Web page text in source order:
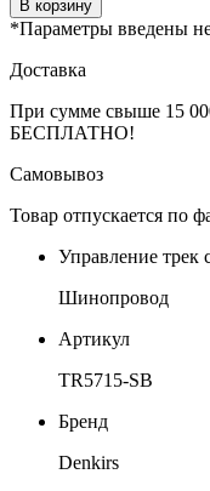
В корзину
*Параметры введены
Доставка
При сумме свыше 15
БЕСПЛАТНО!
Самовывоз
Товар отпускается по
Управление трек
Шинопровод
Артикул
TR5715-SB
Бренд
Denkirs